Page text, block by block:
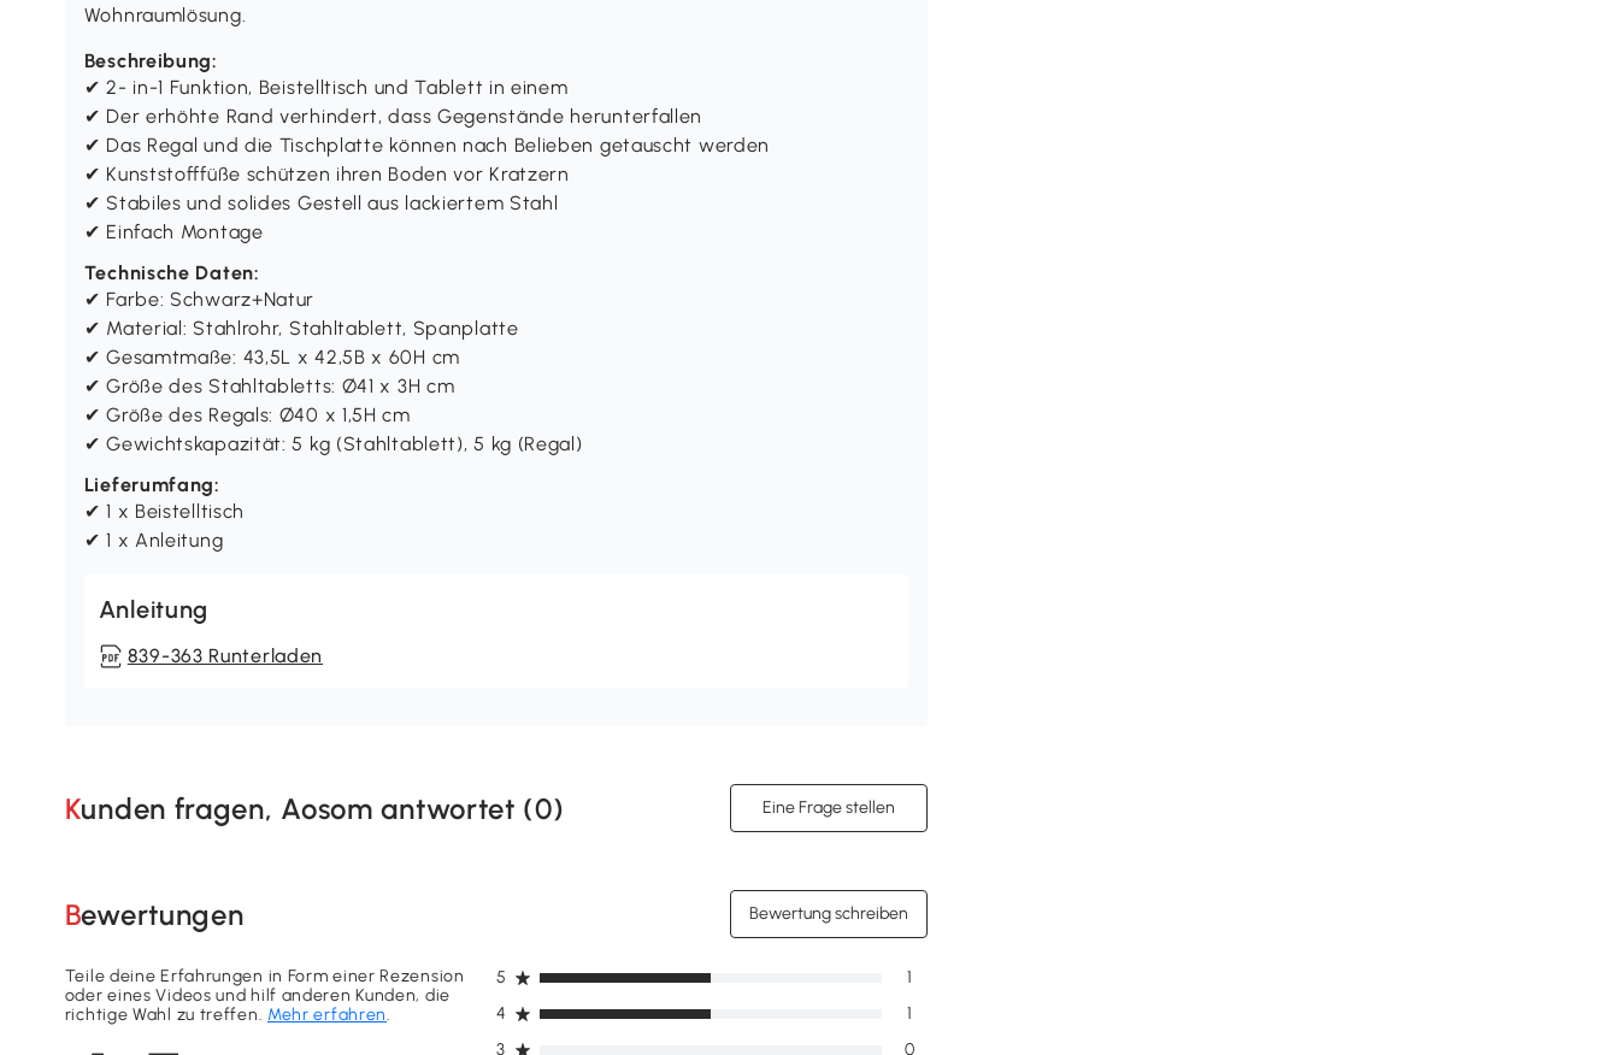
Wohnraumlösung.
Beschreibung:
✔ 2- in-1 Funktion, Beistelltisch und Tablett in einem
✔ Der erhöhte Rand verhindert, dass Gegenstände herunterfallen
✔ Das Regal und die Tischplatte können nach Belieben getauscht werden
✔ Kunststofffüße schützen ihren Boden vor Kratzern
✔ Stabiles und solides Gestell aus lackiertem Stahl
✔ Einfach Montage
Technische Daten:
✔ Farbe: Schwarz+Natur
✔ Material: Stahlrohr, Stahltablett, Spanplatte
✔ Gesamtmaße: 43,5L x 42,5B x 60H cm
✔ Größe des Stahltabletts: Ø41 x 3H cm
✔ Größe des Regals: Ø40 x 1,5H cm
✔ Gewichtskapazität: 5 kg (Stahltablett), 5 kg (Regal)
Lieferumfang:
✔ 1 x Beistelltisch
✔ 1 x Anleitung
Anleitung
839-363 Runterladen
Kunden fragen, Aosom antwortet (0) Eine Frage stellen
Bewertungen Bewertung schreiben
Teile deine Erfahrungen in Form einer Rezension
oder eines Videos und hilf anderen Kunden, die
richtige Wahl zu treffen. Mehr erfahren.
3
0
4 1
5 1